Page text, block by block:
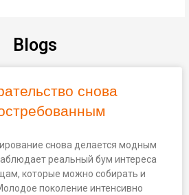
Blogs
снова
снова делается модным
реальный бум интереса
которые можно собирать и
поколение интенсивно